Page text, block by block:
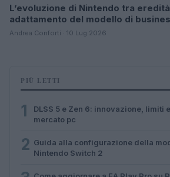
L’evoluzione di Nintendo tra
adattamento del modello di
Andrea Conforti · 10 Lug 2026
PIÙ LETTI
1
DLSS 5 e Zen 6: innovazione, limiti
mercato pc
2 Guida alla configurazione della
Nintendo Switch 2